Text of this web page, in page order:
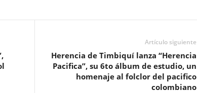
Artículo siguiente
Herencia de Timbiquí lanza “Herencia
Pacifica”, su 6to álbum de estudio, un
homenaje al folclor del pacifico
colombiano